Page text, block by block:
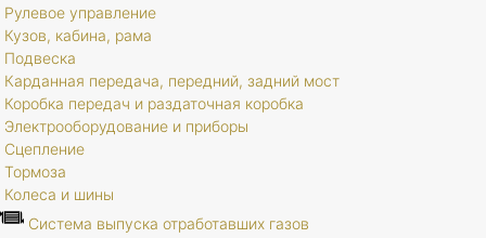
Рулевое управление
Кузов, кабина, рама
Подвеска
Карданная передача, передний, задний мост
Коробка передач и раздаточная коробка
Электрооборудование и приборы
Сцепление
Тормоза
Колеса и шины
Система выпуска отработавших газов